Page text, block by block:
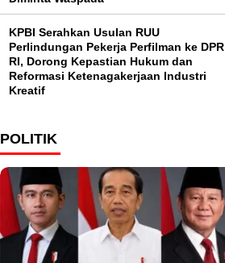
KPBI Serahkan Usulan RUU
Perlindungan Pekerja Perfilman ke DPR
RI, Dorong Kepastian Hukum dan
Reformasi Ketenagakerjaan Industri
Kreatif
POLITIK